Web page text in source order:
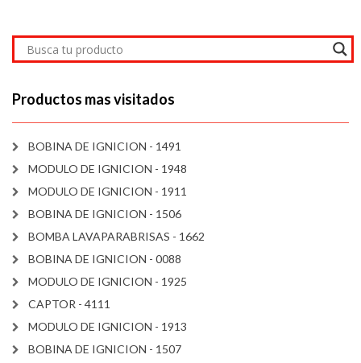
Productos mas visitados
BOBINA DE IGNICION - 1491
MODULO DE IGNICION - 1948
MODULO DE IGNICION - 1911
BOBINA DE IGNICION - 1506
BOMBA LAVAPARABRISAS - 1662
BOBINA DE IGNICION - 0088
MODULO DE IGNICION - 1925
CAPTOR - 4111
MODULO DE IGNICION - 1913
BOBINA DE IGNICION - 1507